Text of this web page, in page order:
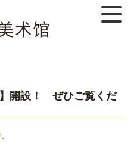
開設！ ぜひご覧くだ
。